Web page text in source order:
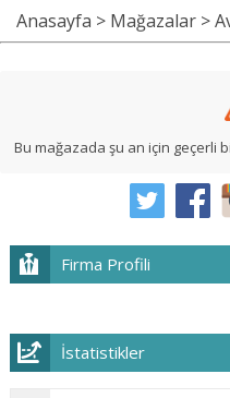
Anasayfa > Mağazalar >
Bu mağazada şu an için geçerli
Firma Profili
İstatistikler